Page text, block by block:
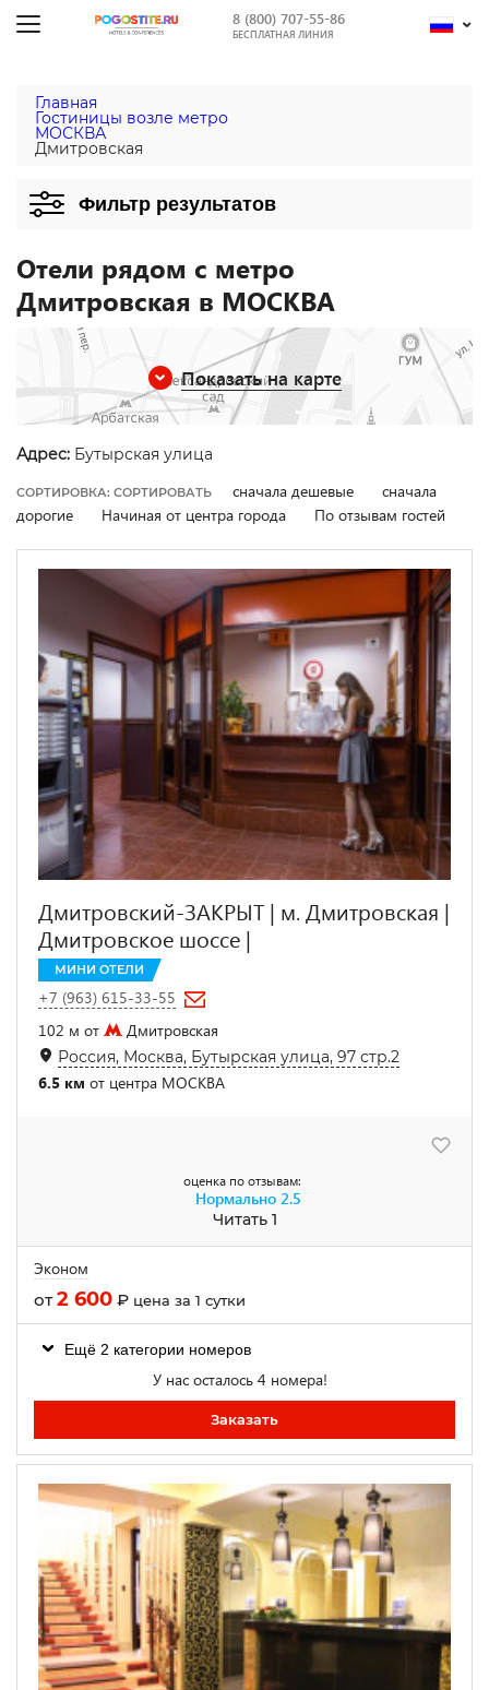
8 (800) 707-55-86
БЕСПЛАТНАЯ ЛИНИЯ
Главная
Гостиницы возле метро
МОСКВА
Дмитровская
Фильтр результатов
Отели рядом с метро
Дмитровская в МОСКВА
Показать на карте
Адрес: Бутырская улица
СОРТИРОВКА: СОРТИРОВАТЬ сначала дешевые
сначала
дорогие
Начиная от центра города По отзывам гостей
Дмитровский-ЗАКРЫТ | м. Дмитровская |
Дмитровское шоссе |
МИНИ ОТЕЛИ
+7 (963) 615-33-55
102 м от
Дмитровская
Россия, Москва, Бутырская улица, 97 стр.2
6.5 км от центра МОСКВА
оценка по отзывам:
Нормально 2.5
Читать 1
Эконом
от2 600 ₽ цена за 1 сутки
Ещё 2 категории номеров
У нас осталось 4 номера!
Заказать